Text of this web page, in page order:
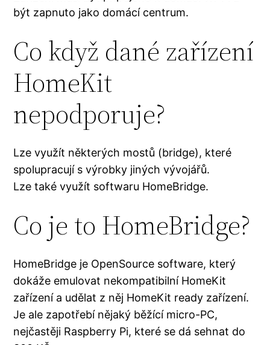
být zapnuto jako domácí centrum.
Co když dané zařízení
HomeKit
nepodporuje?
Lze využít některých mostů (bridge), které
spolupracují s výrobky jiných vývojářů.
Lze také využít softwaru HomeBridge.
Co je to HomeBridge?
HomeBridge je OpenSource software, který
dokáže emulovat nekompatibilní HomeKit
zařízení a udělat z něj HomeKit ready zařízení.
Je ale zapotřebí nějaký běžící micro-PC,
nejčastěji Raspberry Pi, které se dá sehnat do